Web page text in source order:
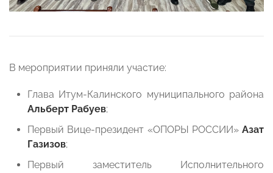
В мероприятии приняли участие:
Глава Итум-Калинского муниципального района
Альберт Рабуев;
Первый Вице-президент «ОПОРЫ РОССИИ» Азат
Газизов;
Первый заместитель Исполнительного